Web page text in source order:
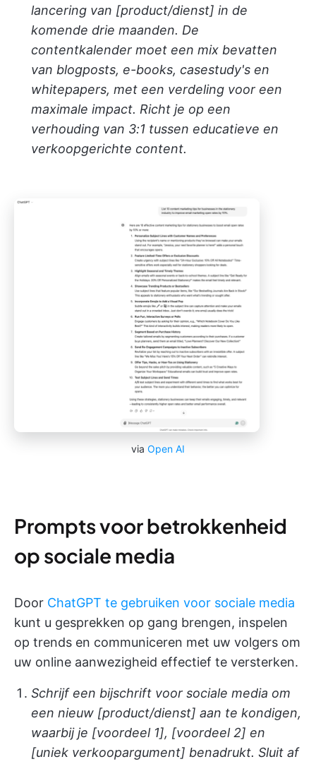
lancering van [product/dienst] in de
komende drie maanden. De
contentkalender moet een mix bevatten
van blogposts, e-books, casestudy's en
whitepapers, met een verdeling voor een
maximale impact. Richt je op een
verhouding van 3:1 tussen educatieve en
verkoopgerichte content.
via Open AI
Prompts voor betrokkenheid
op sociale media
Door ChatGPT te gebruiken voor sociale media
kunt u gesprekken op gang brengen, inspelen
op trends en communiceren met uw volgers om
uw online aanwezigheid effectief te versterken.
Schrijf een bijschrift voor sociale media om
een nieuw [product/dienst] aan te kondigen,
waarbij je [voordeel 1], [voordeel 2] en
[uniek verkoopargument] benadrukt. Sluit af